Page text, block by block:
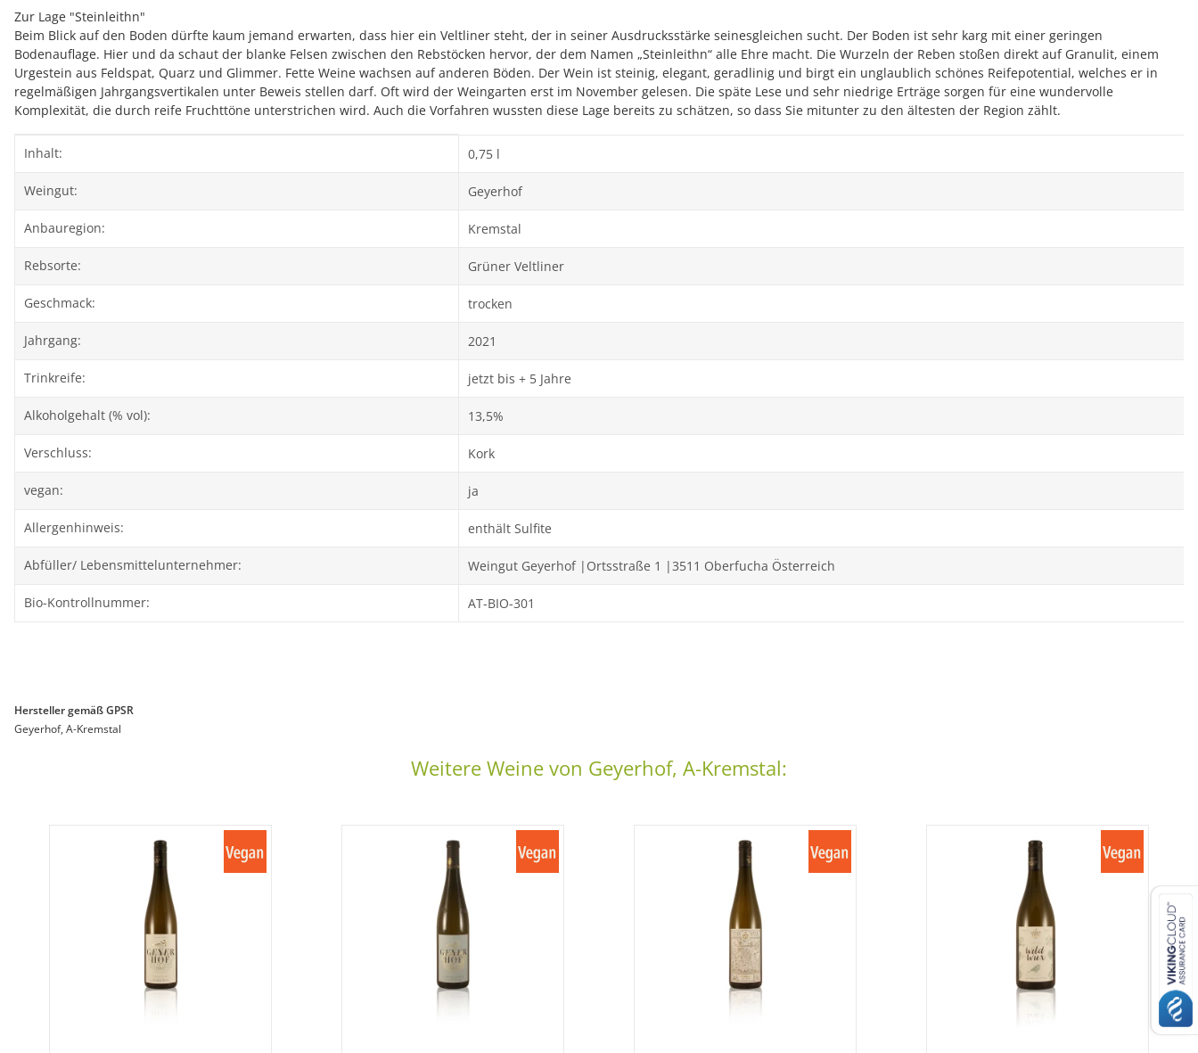
Zur Lage "Steinleithn"
Beim Blick auf den Boden dürfte kaum jemand erwarten, dass hier ein Veltliner steht, der in seiner Ausdrucksstärke seinesgleichen sucht. Der Boden ist sehr karg mit einer geringen
Bodenauflage. Hier und da schaut der blanke Felsen zwischen den Rebstöcken hervor, der dem Namen „Steinleithn“ alle Ehre macht. Die Wurzeln der Reben stoßen direkt auf Granulit, einem
Urgestein aus Feldspat, Quarz und Glimmer. Fette Weine wachsen auf anderen Böden. Der Wein ist steinig, elegant, geradlinig und birgt ein unglaublich schönes Reifepotential, welches er in
regelmäßigen Jahrgangsvertikalen unter Beweis stellen darf. Oft wird der Weingarten erst im November gelesen. Die späte Lese und sehr niedrige Erträge sorgen für eine wundervolle
Komplexität, die durch reife Fruchttöne unterstrichen wird. Auch die Vorfahren wussten diese Lage bereits zu schätzen, so dass Sie mitunter zu den ältesten der Region zählt.
Produkteigenschaft
Wert
Inhalt: 0,75 l
Weingut: Geyerhof
Anbauregion: Kremstal
Rebsorte: Grüner Veltliner
Geschmack: trocken
Jahrgang: 2021
Trinkreife: jetzt bis + 5 Jahre
Alkoholgehalt (% vol): 13,5%
Verschluss: Kork
vegan: ja
Allergenhinweis: enthält Sulfite
Abfüller/ Lebensmittelunternehmer: Weingut Geyerhof |Ortsstraße 1 |3511 Oberfucha Österreich
Bio-Kontrollnummer: AT-BIO-301
Hersteller gemäß GPSR
Geyerhof, A-Kremstal
Weitere Weine von Geyerhof, A-Kremstal: